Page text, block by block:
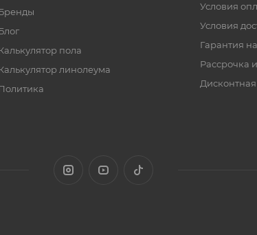
пола
линолеума
Условия
Условия
Гарантия
Рассрочка